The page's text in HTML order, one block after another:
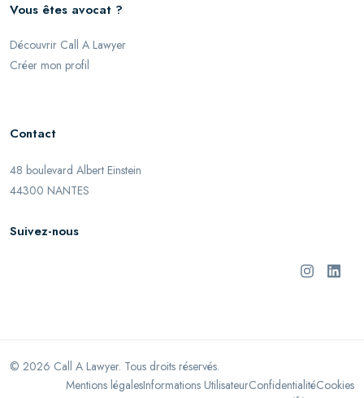
Vous êtes avocat ?
Découvrir Call A Lawyer
Créer mon profil
Contact
48 boulevard Albert Einstein
44300 NANTES
Suivez-nous
© 2026 Call A Lawyer. Tous droits réservés.
Mentions légalesInformations UtilisateurConfidentialitéCookies